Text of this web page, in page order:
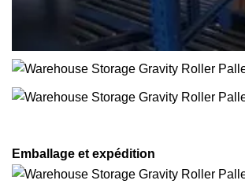
Emballage et expédition